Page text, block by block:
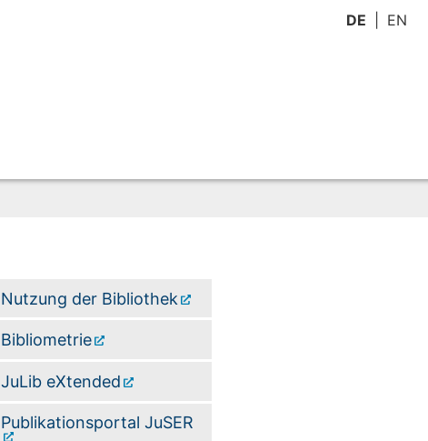
DE EN
Nutzung der Bibliothek
Bibliometrie
JuLib eXtended
Publikationsportal JuSER